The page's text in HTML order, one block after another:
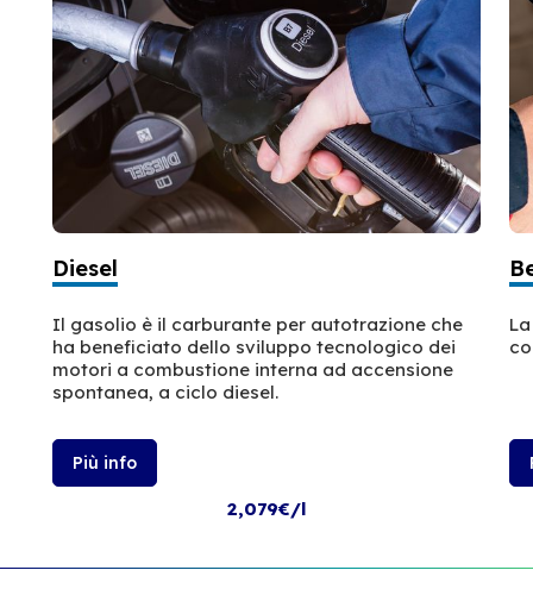
Diesel
Il gasolio è il carburante per autotrazione che
ha beneficiato dello sviluppo tecnologico dei
motori a combustione interna ad accensione
spontanea, a ciclo diesel.
Più info
2,079€/l